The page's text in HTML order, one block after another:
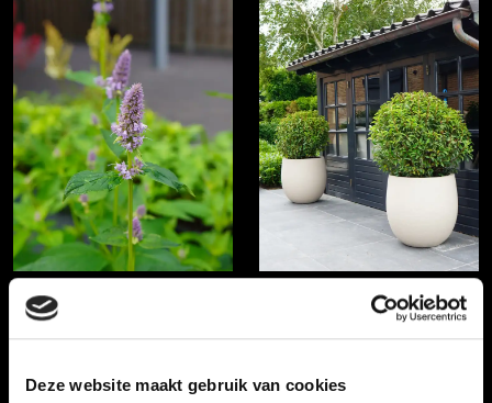
Deze website maakt gebruik van cookies